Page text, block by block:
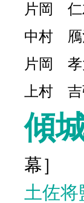
片岡 仁
中村 鴈
片岡 孝
上村
傾
幕］
土佐